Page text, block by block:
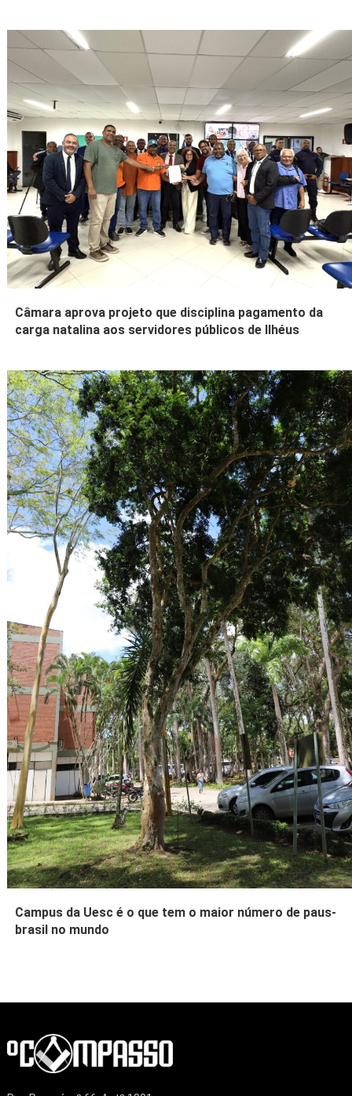
Câmara aprova projeto que disciplina pagamento da
carga natalina aos servidores públicos de Ilhéus
Campus da Uesc é o que tem o maior número de paus-
brasil no mundo